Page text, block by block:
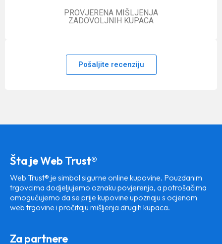
PROVJERENA MIŠLJENJA
ZADOVOLJNIH KUPACA
Pošaljite recenziju
Šta je Web Trust®
Web Trust® je simbol sigurne online kupovine. Pouzdanim
trgovcima dodjeljujemo oznaku povjerenja, a potrošačima
omogućujemo da se prije kupovine upoznaju s ocjenom
web trgovine i pročitaju mišljenja drugih kupaca.
Za partnere